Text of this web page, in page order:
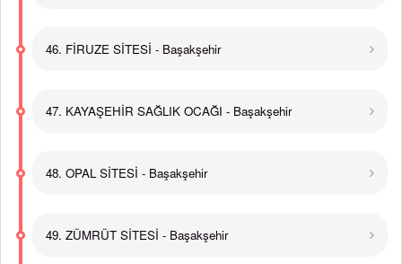
46. FİRUZE SİTESİ - Başakşehir
47. KAYAŞEHİR SAĞLIK OCAĞI - Başakşehir
48. OPAL SİTESİ - Başakşehir
49. ZÜMRÜT SİTESİ - Başakşehir